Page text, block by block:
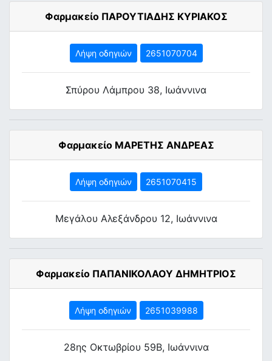
Φαρμακείο ΠΑΡΟΥΤΙΑΔΗΣ ΚΥΡΙΑΚΟΣ
Λήψη οδηγιών 2651070704
Σπύρου Λάμπρου 38, Ιωάννινα
Φαρμακείο ΜΑΡΕΤΗΣ ΑΝΔΡΕΑΣ
Λήψη οδηγιών 2651070415
Μεγάλου Αλεξάνδρου 12, Ιωάννινα
Φαρμακείο ΠΑΠΑΝΙΚΟΛΑΟΥ ΔΗΜΗΤΡΙΟΣ
Λήψη οδηγιών 2651039988
28ης Οκτωβρίου 59Β, Ιωάννινα